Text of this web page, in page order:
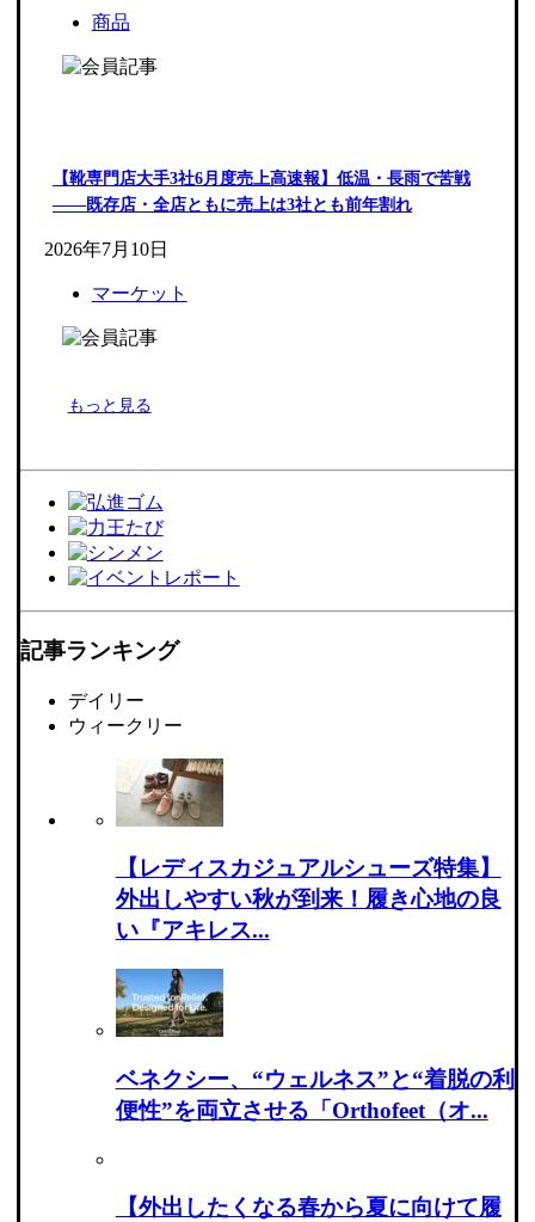
商品
【靴専門店大手3社6月度売上高速報】低温・長雨で苦戦
――既存店・全店ともに売上は3社とも前年割れ
2026年7月10日
マーケット
もっと見る
記事ランキング
デイリー
ウィークリー
【レディスカジュアルシューズ特集】
外出しやすい秋が到来！履き心地の良
い『アキレス...
ベネクシー、“ウェルネス”と“着脱の利
便性”を両立させる「Orthofeet（オ...
【外出したくなる春から夏に向けて履